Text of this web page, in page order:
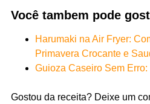
Você tambem pode
Harumaki na Air Fryer:
Primavera Crocante e
Guioza Caseiro Sem
Gostou da receita? Deixe um